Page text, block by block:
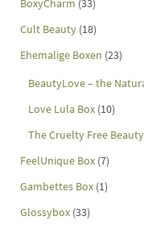
Cult Beauty (18)
Ehemalige Boxen (23)
BeautyLove – the
Love Lula Box (10)
The Cruelty Free
FeelUnique Box (7)
Gambettes Box (1)
Glossybox (33)